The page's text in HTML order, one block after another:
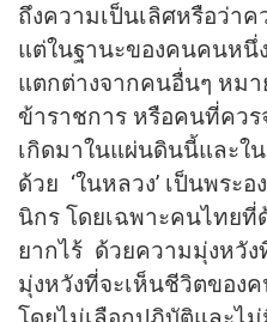
ถึงความเป็นเลิศหรือว่า
แต่ในฐานะของคนคนหนึ่
แตกต่างจากคนอื่นๆ หมา
ข้าราชการ หรือคนที่คว
เกิดมาในแผ่นดินนี้และใ
ด้วย ‘ในหลวง’ เป็นพระ
นิกร โดยเฉพาะคนไทย
ยากไร้ ด้วยความมุ่งหวั
มุ่งหวังที่จะเห็นชีวิตของ